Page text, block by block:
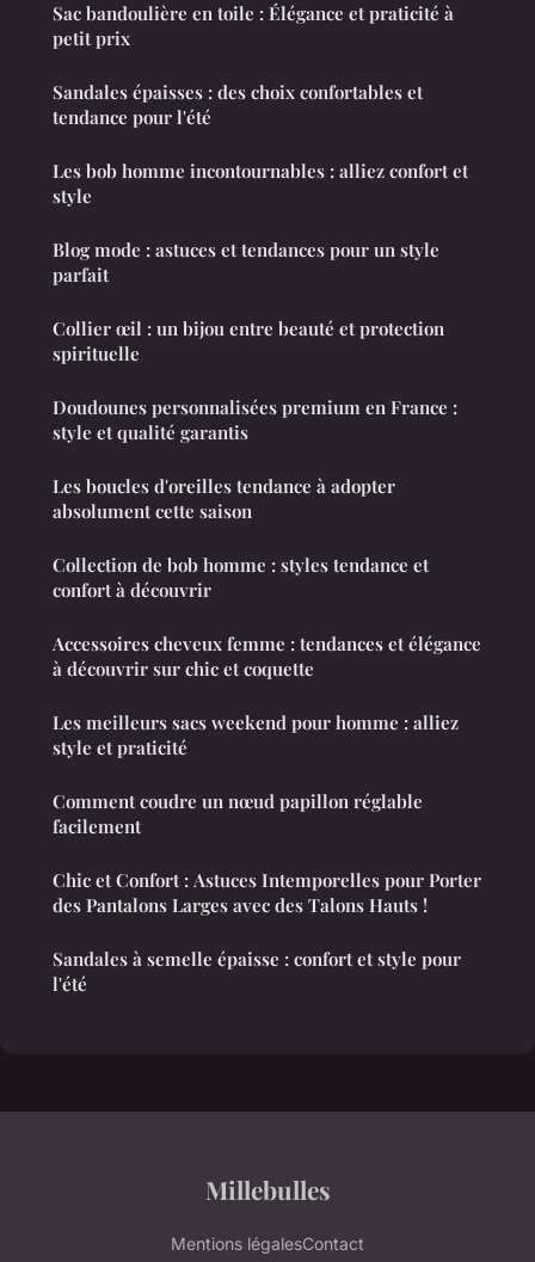
Sac bandoulière en toile : Élégance et praticité à
petit prix
Sandales épaisses : des choix confortables et
tendance pour l'été
Les bob homme incontournables : alliez confort et
style
Blog mode : astuces et tendances pour un style
parfait
Collier œil : un bijou entre beauté et protection
spirituelle
Doudounes personnalisées premium en France :
style et qualité garantis
Les boucles d'oreilles tendance à adopter
absolument cette saison
Collection de bob homme : styles tendance et
confort à découvrir
Accessoires cheveux femme : tendances et élégance
à découvrir sur chic et coquette
Les meilleurs sacs weekend pour homme : alliez
style et praticité
Comment coudre un nœud papillon réglable
facilement
Chic et Confort : Astuces Intemporelles pour Porter
des Pantalons Larges avec des Talons Hauts !
Sandales à semelle épaisse : confort et style pour
l'été
Millebulles
Mentions légalesContact